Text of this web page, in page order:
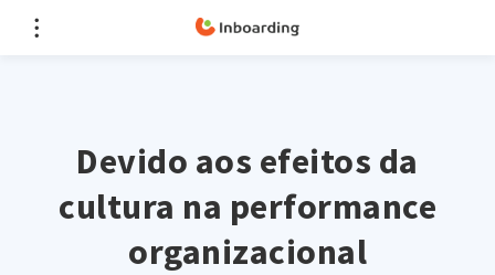
Devido aos efeitos da
cultura na performance
organizacional